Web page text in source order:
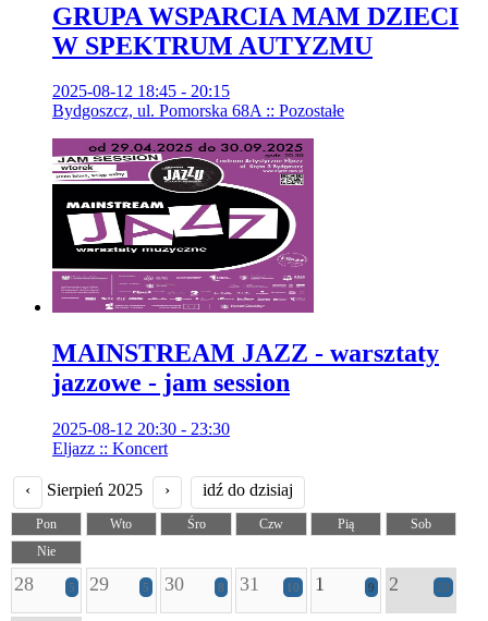
GRUPA WSPARCIA MAM DZIECI
W SPEKTRUM AUTYZMU
2025-08-12 18:45 - 20:15
Bydgoszcz, ul. Pomorska 68A :: Pozostałe
MAINSTREAM JAZZ - warsztaty
jazzowe - jam session
2025-08-12 20:30 - 23:30
Eljazz :: Koncert
‹ Sierpień 2025 › idź do dzisiaj
Pon Wto Śro Czw Pią
Sob
Nie
28 5 29 5 30 8 31 10 1 9 2 20